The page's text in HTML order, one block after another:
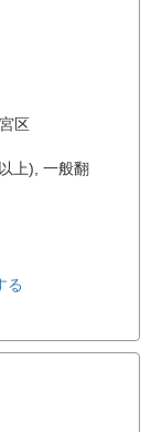
区
上), 一般翻
る